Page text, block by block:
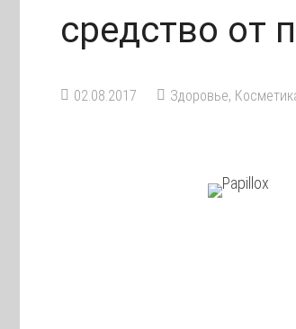
средство от
02.08.2017 Здоровье,